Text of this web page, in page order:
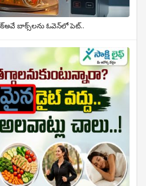
బాక్స్‌లను ఓవెన్‌లో పెట్..